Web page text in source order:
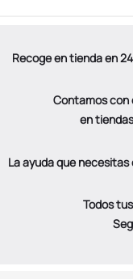
Recoge en tienda en
Contamos con
en
La ayuda que
Todos